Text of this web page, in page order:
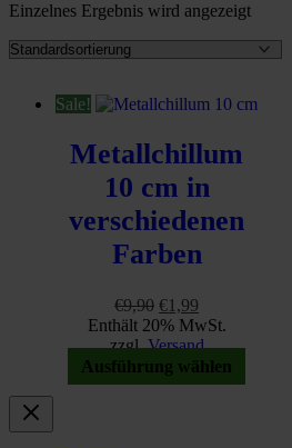
Einzelnes Ergebnis wird angezeigt
Sale!
Metallchillum
10 cm in
verschiedenen
Farben
€9,90 Ursprünglicher
Preis
war:
€9,90
€1,99
Preis
ist:
€1,99.
Enthält 20% MwSt.
zzgl.Versand
Ausführung wählen
Produkt